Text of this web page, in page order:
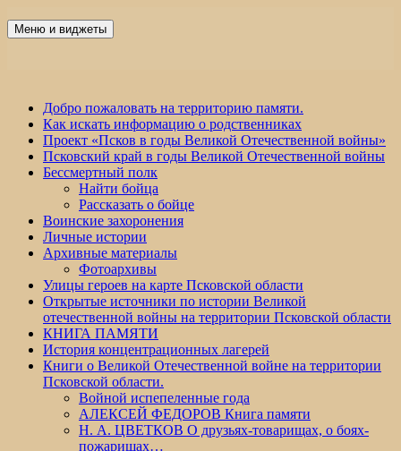
Победа 60
Меню и виджеты
Добро пожаловать на территорию памяти.
Как искать информацию о родственниках
Проект «Псков в годы Великой Отечественной войны»
Псковский край в годы Великой Отечественной войны
Бессмертный полк
Найти бойца
Рассказать о бойце
Воинские захоронения
Личные истории
Архивные материалы
Фотоархивы
Улицы героев на карте Псковской области
Открытые источники по истории Великой
отечественной войны на территории Псковской области
КНИГА ПАМЯТИ
История концентрационных лагерей
Книги о Великой Отечественной войне на территории
Псковской области.
Войной испепеленные года
АЛЕКСЕЙ ФЕДОРОВ Книга памяти
Н. А. ЦВЕТКОВ О друзьях-товарищах, о боях-
пожарищах…